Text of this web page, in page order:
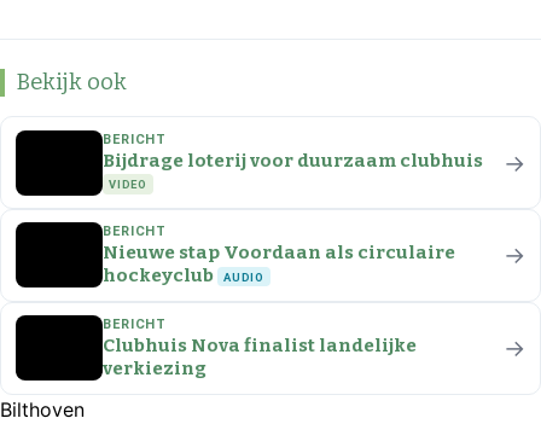
Bekijk ook
BERICHT
Bijdrage loterij voor duurzaam clubhuis
VIDEO
→
BERICHT
Nieuwe stap Voordaan als circulaire
hockeyclub
AUDIO
→
BERICHT
Clubhuis Nova finalist landelijke
verkiezing
→
Bilthoven